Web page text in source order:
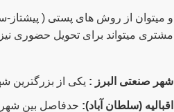
و میتوان از روش های پستی (
مشتری میتواند برای تحویل حضوری
شهر صنعتی البرز : یکی از بزرگترین
اقبالیه (سلطان آباد):